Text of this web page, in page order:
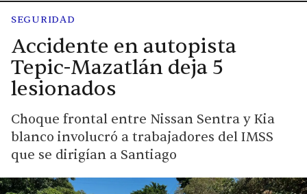
SEGURIDAD
Accidente en autopista
Tepic-Mazatlán deja 5
lesionados
Choque frontal entre Nissan Sentra y Kia
blanco involucró a trabajadores del IMSS
que se dirigían a Santiago